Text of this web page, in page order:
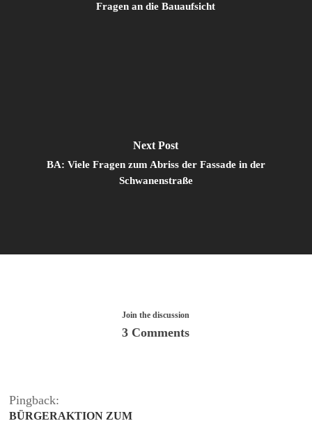
Fragen an die Bauaufsicht
Next Post
BA: Viele Fragen zum Abriss der Fassade in der
Schwanenstraße
Join the discussion
3 Comments
Pingback:
BÜRGERAKTION ZUM